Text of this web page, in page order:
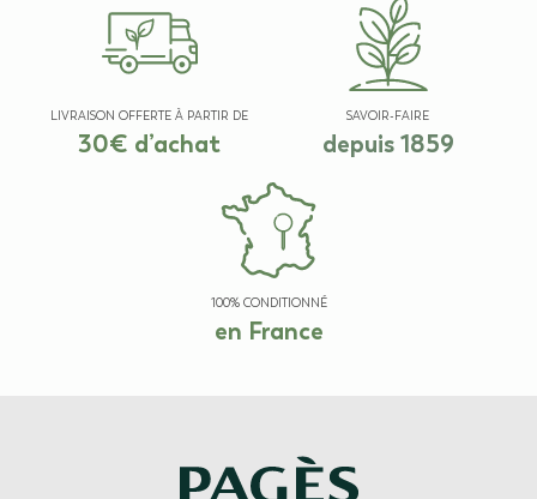
LIVRAISON OFFERTE À PARTIR DE
30€ d’achat
SAVOIR-FAIRE
depuis 1859
100% CONDITIONNÉ
en France